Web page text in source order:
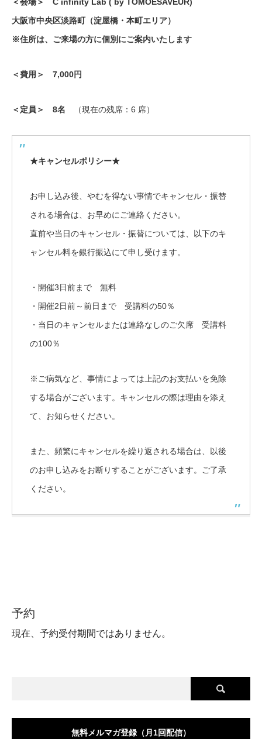
大阪市中央区淡路町（淀屋橋・本町エリア）
※住所は、ご来場の方に個別にご案内いたします
＜費用＞ 7,000円
＜定員＞ 8名 （現在の残席：6 席）
★キャンセルポリシー★
お申し込み後、やむを得ない事情でキャンセル・振替
される場合は、お早めにご連絡ください。
直前や当日のキャンセル・振替については、以下のキ
ャンセル料を銀行振込にて申し受けます。
・開催3日前まで 無料
・開催2日前～前日まで 受講料の50％
・当日のキャンセルまたは連絡なしのご欠席 受講料
の100％
※ご病気など、事情によっては上記のお支払いを免除
する場合がございます。キャンセルの際は理由を添え
て、お知らせください。
また、頻繁にキャンセルを繰り返される場合は、以後
のお申し込みをお断りすることがございます。ご了承
ください。
予約
現在、予約受付期間ではありません。
無料メルマガ登録（月1回配信）